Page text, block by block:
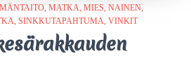
MATKA MIES NAINEN
SINKKUTAPAHTUMA VINKIT